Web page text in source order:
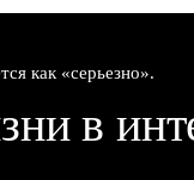
как «серьезно».
в